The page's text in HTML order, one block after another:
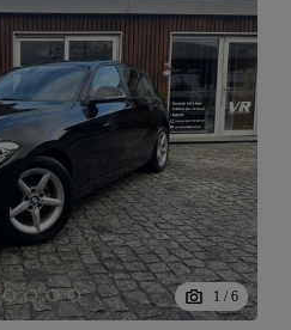
1 / 6